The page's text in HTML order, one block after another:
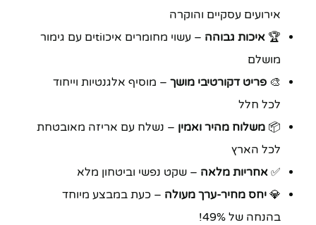
אירועים עסקיים והוקרה
🏆 איכות גבוהה
– עשוי מחומרים איכוtiים עם גימור
מושלם
🎨 פריט דקורטיבי מושך – מוסיף אלגנטיות וייחוד
לכל חלל
📦 משלוח מהיר ואמין – נשלח עם אריזה מאובטחת
לכל הארץ
✅ אחריות מלאה – שקט נפשי וביטחון מלא
💎 יחס מחיר-ערך מעולה – כעת במבצע מיוחד
בהנחה של 49%!